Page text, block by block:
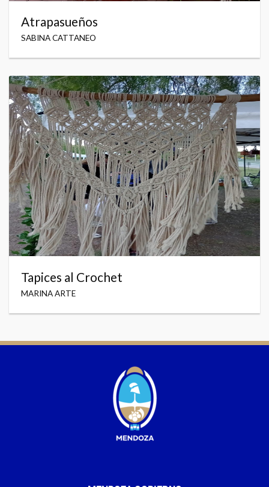
Atrapasueños
SABINA CATTANEO
Tapices al Crochet
MARINA ARTE